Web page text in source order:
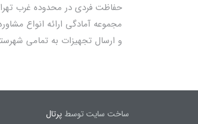
حفاظت فردی در محدوده غرب
مجموعه آمادگی ارائه انواع
و ارسال تجهیزات به تمامی
ساخت سایت توسط پرتال